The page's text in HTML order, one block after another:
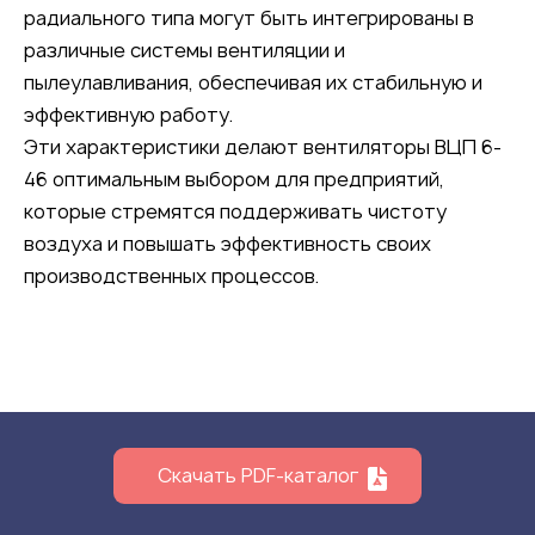
радиального типа могут быть интегрированы в
различные системы вентиляции и
пылеулавливания, обеспечивая их стабильную и
эффективную работу.
Эти характеристики делают вентиляторы ВЦП 6-
46 оптимальным выбором для предприятий,
которые стремятся поддерживать чистоту
воздуха и повышать эффективность своих
производственных процессов.
Скачать PDF-каталог